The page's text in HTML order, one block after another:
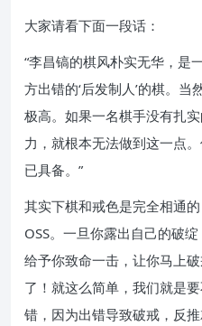
大家请看下面一段话：
“李昌镐的棋风朴实无华，是
方出错的‘后发制人’的棋。当
极高。如果一名棋手没有扎
力，就根本无法做到这一点
已具备。”
其实下棋和戒色是完全相通
OSS。一旦你露出自己的破
给予你致命一击，让你马上
了！就这么简单，我们就是
错，因为出错导致破戒，反